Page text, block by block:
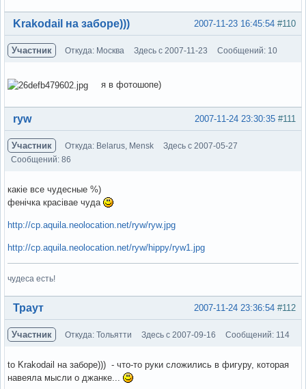
Вне форума #110
2007-11-23 16:45:54
Krakodail на заборе)))
Участник Откуда: Москва Здесь с 2007-11-23 Сообщений: 10
я в фотошопе)
Вне форума #111
2007-11-24 23:30:35
ryw
Участник Откуда: Belarus, Mensk
Здесь с 2007-05-27
Сообщений: 86
какіе все чудесные %)
фенічка красівае чуда
http://cp.aquila.neolocation.net/ryw/ryw.jpg
http://cp.aquila.neolocation.net/ryw/hippy/ryw1.jpg
чудеса есть!
Вне форума #112
2007-11-24 23:36:54
Траут
Участник Откуда: Тольятти Здесь с 2007-09-16 Сообщений: 114
to Krakodail на заборе))) - что-то руки сложились в фигуру, которая
навеяла мысли о джанке...